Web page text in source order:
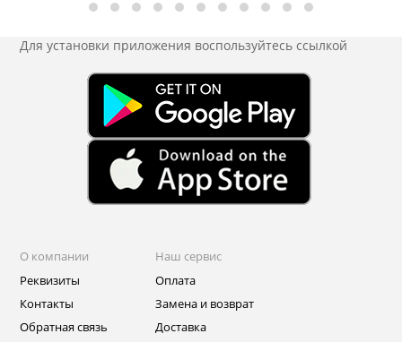
Для установки приложения воспользуйтесь ссылкой
О компании
Реквизиты
Контакты
Обратная связь
Наш сервис
Оплата
Замена и возврат
Доставка